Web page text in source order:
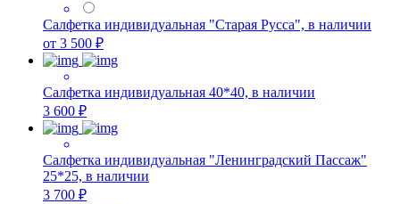
Салфетка индивидуальная "Старая Русса", в наличии
от 3 500 ₽
Салфетка индивидуальная 40*40, в наличии
3 600 ₽
Салфетка индивидуальная "Ленинградский Пассаж"
25*25, в наличии
3 700 ₽